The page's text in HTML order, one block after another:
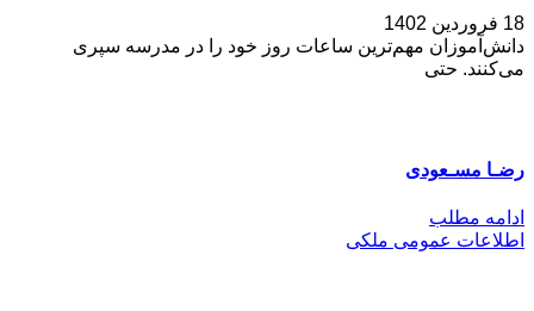
18 فروردین 1402
دانش‌آموزان مهم‌ترین ساعات روز خود را در مدرسه سپری
می‌کنند. حتی
رضـا مسـعودی
ادامه مطلب
اطلاعات عمومی ملکی